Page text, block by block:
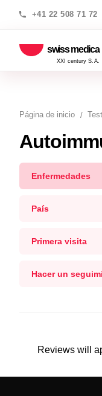
+41 22 508 71 72
swiss medica
XXI century S.A.
Página de inicio
Enfermedades
País
Primera visita
Hacer un
Reviews will